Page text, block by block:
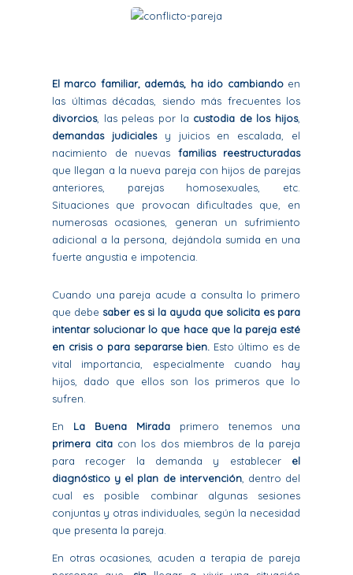
El marco familiar, además, ha ido cambiandoen
las últimas décadas, siendo más frecuentes los
divorcios, las peleas por la custodia de los hijos,
demandas judicialesy juicios en escalada, el
nacimiento de nuevas familias reestructuradas
que llegan a la nueva pareja con hijos de parejas
anteriores, parejas homosexuales, etc.
Situaciones que provocan dificultades que, en
numerosas ocasiones, generan un sufrimiento
adicional a la persona, dejándola sumida en una
fuerte angustia e impotencia.
Cuando una pareja acude a consulta lo primero
que debe saber es si la ayuda que solicita es para
intentar solucionar lo que hace que la pareja esté
en crisis o para separarse bien. Esto último es de
vital importancia, especialmente cuando hay
hijos, dado que ellos son los primeros que lo
sufren.
En La Buena Mirada primero tenemos una
primera cita con los dos miembros de la pareja
para recoger la demanda y establecer el
diagnóstico y el plan de intervención, dentro del
cual es posible combinar algunas sesiones
conjuntas y otras individuales, según la necesidad
que presenta la pareja.
En otras ocasiones, acuden a terapia de pareja